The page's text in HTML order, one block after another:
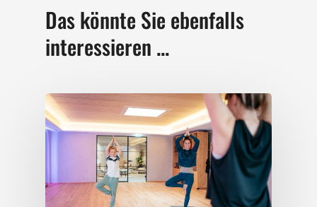
Das könnte Sie ebenfalls
interessieren ...